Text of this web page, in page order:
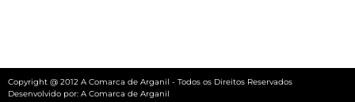
Copyright @ 2012 A Comarca de Arganil - Todos os Direitos Reservados
Desenvolvido por: A Comarca de Arganil